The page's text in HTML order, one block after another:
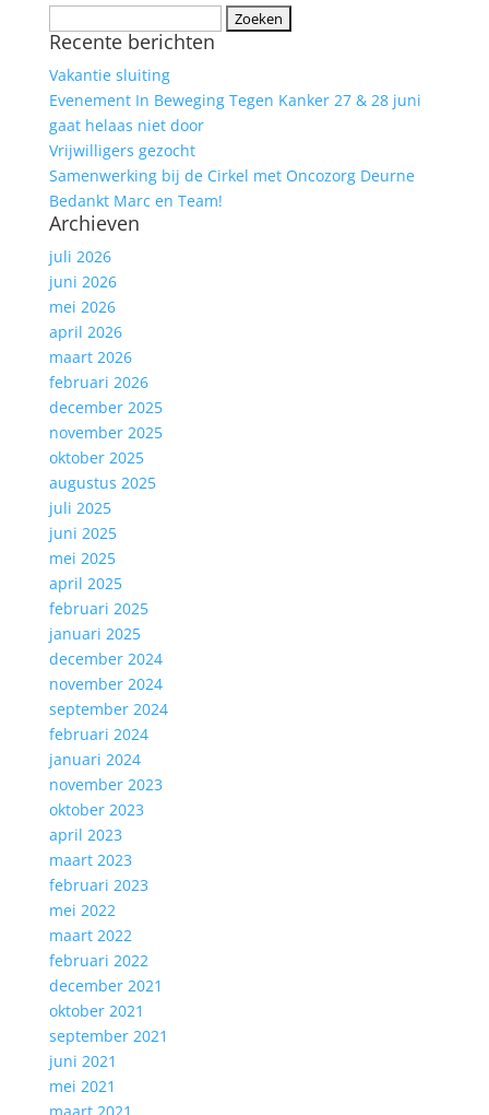
naar:
Recente berichten
Vakantie sluiting
Evenement In Beweging Tegen Kanker 27 & 28 juni
gaat helaas niet door
Vrijwilligers gezocht
Samenwerking bij de Cirkel met Oncozorg Deurne
Bedankt Marc en Team!
Archieven
juli 2026
juni 2026
mei 2026
april 2026
maart 2026
februari 2026
december 2025
november 2025
oktober 2025
augustus 2025
juli 2025
juni 2025
mei 2025
april 2025
februari 2025
januari 2025
december 2024
november 2024
september 2024
februari 2024
januari 2024
november 2023
oktober 2023
april 2023
maart 2023
februari 2023
mei 2022
maart 2022
februari 2022
december 2021
oktober 2021
september 2021
juni 2021
mei 2021